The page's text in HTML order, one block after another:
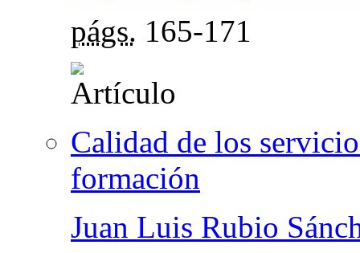
págs. 165-171
Calidad de los
formación
Juan Luis Rubio